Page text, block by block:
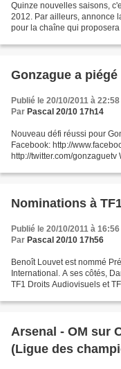
Quinze nouvelles saisons,
2012. Par ailleurs, annonce
pour la chaîne qui
Gonzague a
Publié le 20/10/2011 à 22:58
Par Pascal 20/10 17h14
Nouveau défi réussi pour
Facebook: http://
http://twitter.com/
Nominations à
Publié le 20/10/2011 à 16:56
Par Pascal 20/10 17h56
Benoît Louvet est nommé
International. A ses côtés,
TF1 Droits Audiovisuels et
Arsenal - OM sur
(Ligue des